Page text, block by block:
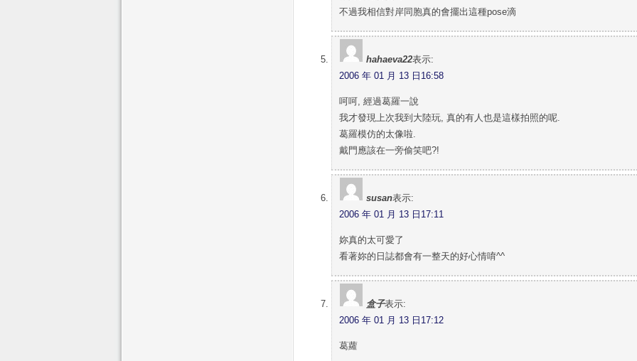
不過我相信對岸同胞真的會擺出這種pose滴
hahaeva22表示:
2006 年 01 月 13 日16:58
呵呵, 經過葛羅一說
我才發現上次我到大陸玩, 真的有人也是這樣拍照的呢.
葛羅模仿的太像啦.
戴門應該在一旁偷笑吧?!
susan表示:
2006 年 01 月 13 日17:11
妳真的太可愛了
看著妳的日誌都會有一整天的好心情唷^^
盒子表示:
2006 年 01 月 13 日17:12
葛蘿